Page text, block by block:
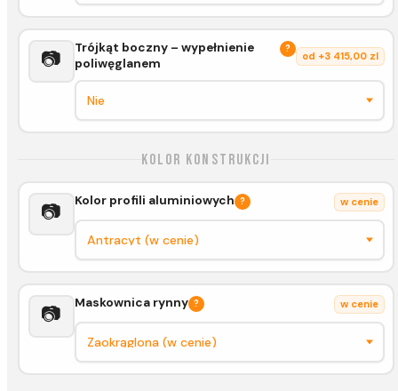
📷
Trójkąt boczny – wypełnienie
poliwęglanem
?
od +3 415,00 zl
Kolor konstrukcji
📷 Kolor profili aluminiowych ? w cenie
📷 Maskownica rynny ? w cenie